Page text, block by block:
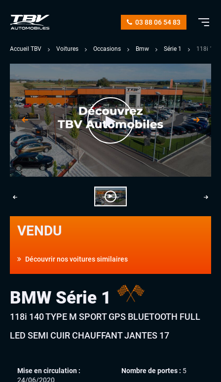
03 88 06 54 83
Accueil TBV Voitures Occasions Bmw Série 1 118i 140
VENDU
Découvrir nos voitures similaires
BMW Série 1
118i 140 TYPE M SPORT GPS BLUETOOTH FULL
LED SEMI CUIR CHAUFFANT JANTES 17
Mise en circulation :
24/06/2020
Nombre de portes : 5